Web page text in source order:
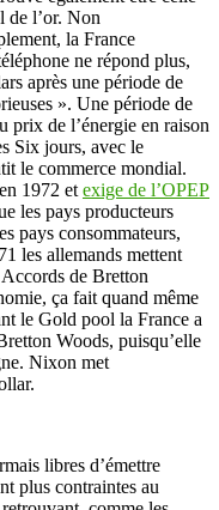
de l’or. Non
la France
ne répond plus,
après une période de
». Une période de
prix de l’énergie en raison
Six jours, avec le
le commerce mondial.
1972 et exige de l’OPEP
les pays producteurs
pays consommateurs,
les allemands mettent
de Bretton
ça fait quand même
le Gold pool la France a
Woods, puisqu’elle
Nixon met
libres d’émettre
plus contraintes au